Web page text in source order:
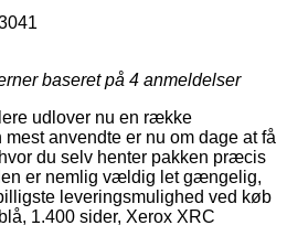
baseret på 4 anmeldelser
udlover nu en række
anvendte er nu om dage at få
du selv henter pakken præcis
er nemlig vældig let gængelig,
leveringsmulighed ved køb
1.400 sider, Xerox XRC